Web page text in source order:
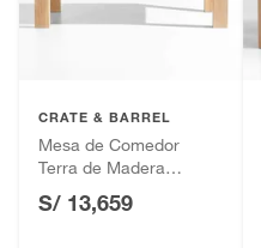
CRATE & BARREL
Mesa de Comedor
Terra de Madera
Maciza de Roble
Blanco Natural (6 a 8
S/ 13,659